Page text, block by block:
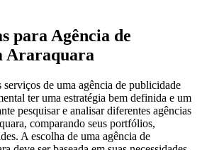
para Agência de
Araraquara
de uma agência de publicidade
ter uma estratégia bem definida e um
pesquisar e analisar diferentes agências
comparando seus portfólios,
A escolha de uma agência de